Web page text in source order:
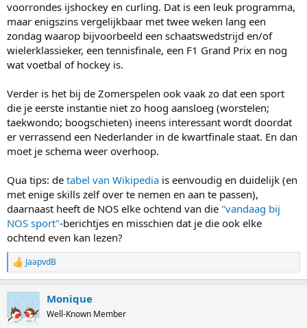
voorrondes ijshockey en curling. Dat is een leuk programma,
maar enigszins vergelijkbaar met twee weken lang een
zondag waarop bijvoorbeeld een schaatswedstrijd en/of
wielerklassieker, een tennisfinale, een F1 Grand Prix en nog
wat voetbal of hockey is.
Verder is het bij de Zomerspelen ook vaak zo dat een sport
die je eerste instantie niet zo hoog aansloeg (worstelen;
taekwondo; boogschieten) ineens interessant wordt doordat
er verrassend een Nederlander in de kwartfinale staat. En dan
moet je schema weer overhoop.
Qua tips: de tabel van Wikipedia is eenvoudig en duidelijk (en
met enige skills zelf over te nemen en aan te passen),
daarnaast heeft de NOS elke ochtend van die "vandaag bij
NOS sport"-berichtjes en misschien dat je die ook elke
ochtend even kan lezen?
R
e
c
t
i
JaapvdB
Monique
Well-Known Member